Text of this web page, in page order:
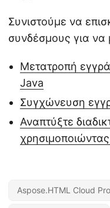
Συνιστούμε να
συνδέσμους για να
Μετατροπή
Java
Συγχώνευση
Αναπτύξτε
Aspose.HTML Cloud